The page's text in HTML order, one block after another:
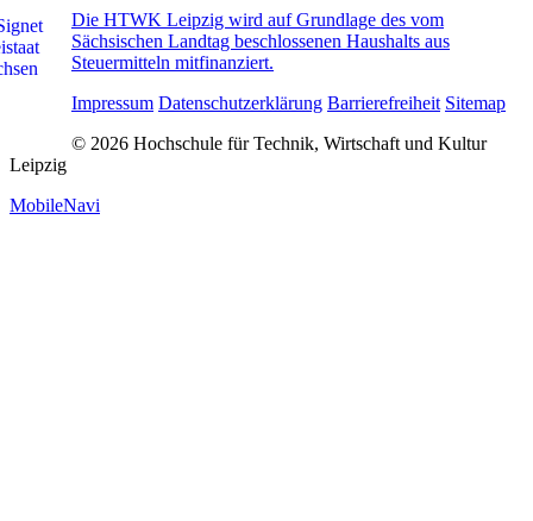
Die HTWK Leipzig wird auf Grundlage des vom
Sächsischen Landtag beschlossenen Haushalts aus
Steuermitteln mitfinanziert.
Impressum Datenschutzerklärung Barrierefreiheit Sitemap
© 2026 Hochschule für Technik, Wirtschaft und Kultur
Leipzig
MobileNavi